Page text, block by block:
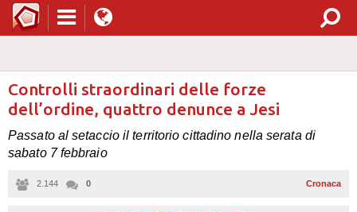
Controlli straordinari delle forze
dell’ordine, quattro denunce a Jesi
Passato al setaccio il territorio cittadino nella serata di
sabato 7 febbraio
2.144 0 Cronaca